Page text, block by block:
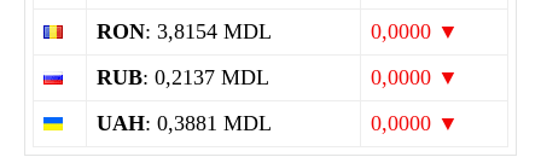
RON: 3,8154 MDL
0,0000 ▼
RUB: 0,2137 MDL
0,0000 ▼
UAH: 0,3881 MDL 0,0000 ▼